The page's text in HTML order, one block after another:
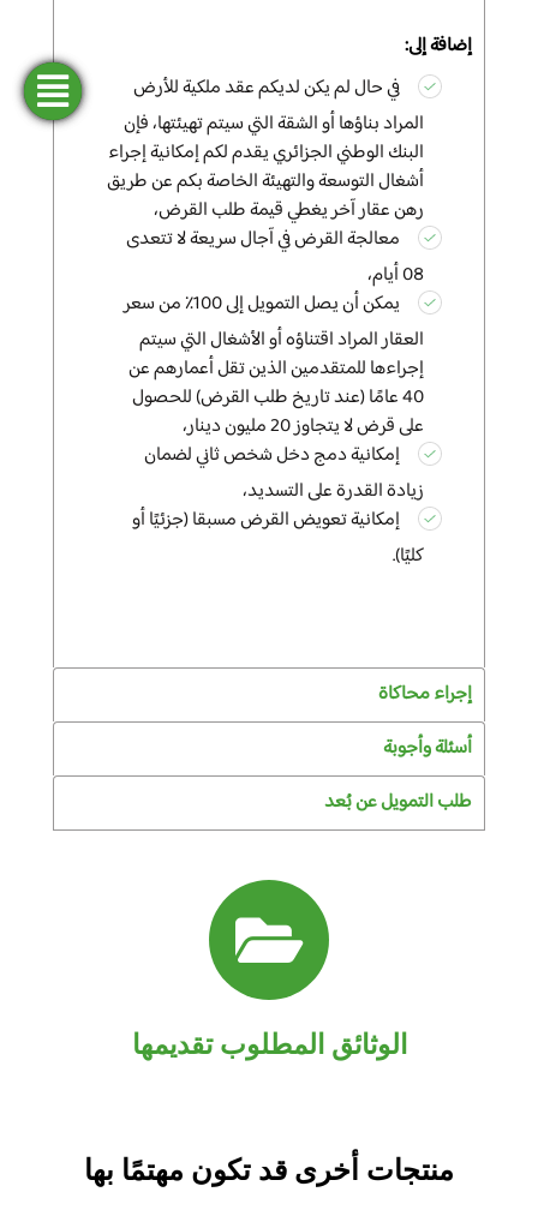
إضافة إلى:
في حاللم يكن لديكم عقد ملكية للأرض
المراد بناؤها أو الشقة التي سيتم تهيئتها، فإن
البنك الوطني الجزائرييقدم لكم إمكانية إجراء
أشغال التوسعةوالتهيئة الخاصة بكم عن طريق
رهن عقار آخر يغطي قيمة طلب القرض،
معالجة القرض في آجال سريعة لا تتعدى
08 أيام،
يمكن أن
يصل التمويل إلى 100٪ من سعر
العقار المراد اقتناؤه أو الأشغال التي سيتم
إجراءها للمتقدمين الذين تقل أعمارهم عن
40 عامًا (عند تاريخ طلب القرض) للحصول
على قرض لا يتجاوز 20 مليون دينار،
إمكانية دمج دخل شخص ثاني لضمان
زيادة القدرة على التسديد،
إمكانيةتعويض القرض مسبقا (جزئيًا أو
كليًا).
إجراء محاكاة
أسئلة وأجوبة
طلب التمويل عن بُعد
الوثائق المطلوب تقديمها
منتجات أخرى قد تكون مهتمًا بها
ابحث
عن وكالة
طلب
تمويل
المحاكاة
فتح
حساب